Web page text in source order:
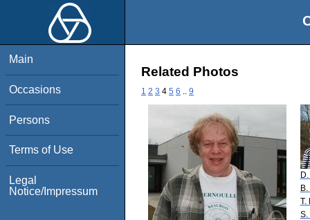
Main
Occasions
Persons
Terms of Use
Legal
Notice/Impressum
Related Photos
1 2 3 4 5 6 9
T.
S.